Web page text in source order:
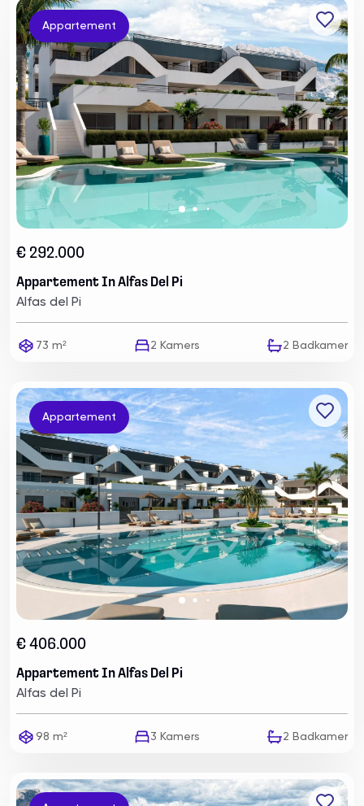
Appartement
€ 292.000
Appartement In Alfas Del Pi
Alfas del Pi
73 m² 2 Kamers 2 Badkamer
Appartement
€ 406.000
Appartement In Alfas Del Pi
Alfas del Pi
98 m² 3 Kamers 2 Badkamer